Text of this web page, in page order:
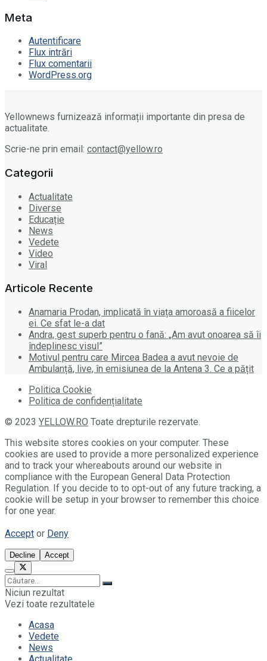
Meta
Autentificare
Flux intrări
Flux comentarii
WordPress.org
Yellownews furnizează informații importante din presa de
actualitate.
Scrie-ne prin email: contact@yellow.ro
Categorii
Actualitate
Diverse
Educație
News
Vedete
Video
Viral
Articole Recente
Anamaria Prodan, implicată în viața amoroasă a fiicelor
ei. Ce sfat le-a dat
Andra, gest superb pentru o fană: „Am avut onoarea să îi
îndeplinesc visul”
Motivul pentru care Mircea Badea a avut nevoie de
Ambulanță, live, în emisiunea de la Antena 3. Ce a pățit
Politica Cookie
Politica de confidențialitate
© 2023 YELLOW.RO Toate drepturile rezervate.
This website stores cookies on your computer. These
cookies are used to provide a more personalized experience
and to track your whereabouts around our website in
compliance with the European General Data Protection
Regulation. If you decide to to opt-out of any future tracking, a
cookie will be setup in your browser to remember this choice
for one year.
Accept or Deny
Decline Accept
Niciun rezultat
Vezi toate rezultatele
Acasa
Vedete
News